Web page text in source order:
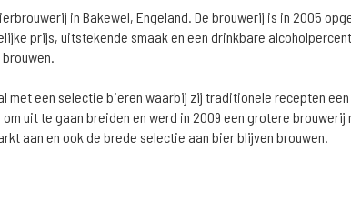
in Bakewel, Engeland. De brouwerij is in 2005
prijs, uitstekende smaak en een drinkbare
met een selectie bieren waarbij zij traditionele recepten
uit te gaan breiden en werd in 2009 een grotere
aan en ook de brede selectie aan bier blijven brouwen.